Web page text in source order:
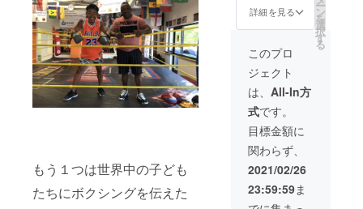
もう１つは世界中の子ども
たちにボクシングを伝えた
込み ※
支援者
様の交
通費は
支援者
様負担
でよろ
しくお
願いい
たしま
す。
す。 ※
企業名
等につ
きまし
ては、
後ほど
審査を
させて
いただ
きま
す。備
考欄に
企業名
または
個人名
をご記
ストに
ご支援
いただ
きまし
た企業
名また
は個人
名を掲
げさせ
ていた
だきま
す。 ま
た企業
様の場
合、当
ジムの
詳細を見る ー
ン
を
選
択
す
る
このプロ
ジェクト
は、 All-In方
式です。
目標金額に
関わらず、
2021/02/26
23:59:59ま